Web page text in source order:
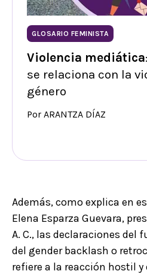
GLOSARIO FEMINISTA
Violencia mediática
se relaciona con la
género
Por ARANTZA DÍAZ
Además, como explica en
Elena Esparza Guevara,
A. C., las declaraciones
del gender backlash o
refiere a la reacción hostil